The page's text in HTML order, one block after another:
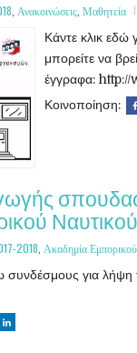
, Ανακοινώσεις, Μαθητεία
Κάντε κλικ
μπορείτε να
έγγραφα:
Κοινοποίηση:
2018, Ακαδημία
συνδέσμους για